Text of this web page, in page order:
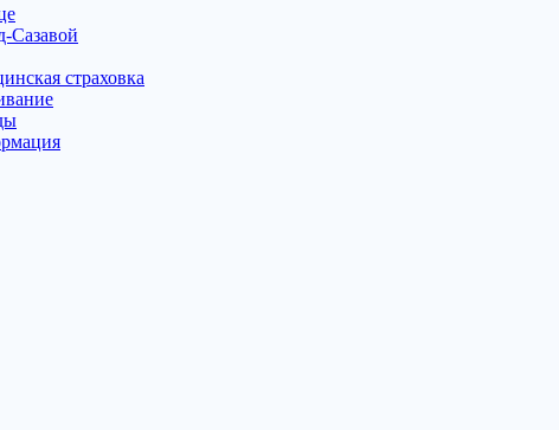
Сазавой
страховка